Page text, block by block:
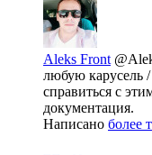
Aleks Front
любую карусель
справиться с
документация.
Написано более